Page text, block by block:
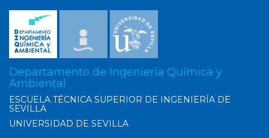
Departamento de Ingeniería Química y
Ambiental
ESCUELA TÉCNICA SUPERIOR DE INGENIERÍA DE
SEVILLA
UNIVERSIDAD DE SEVILLA